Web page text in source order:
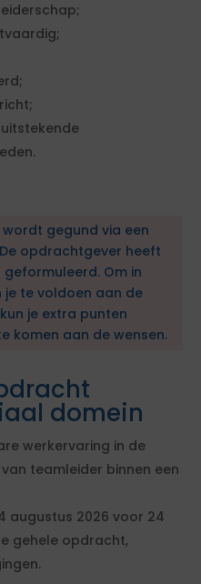
gegund via een
opdrachtgever heeft
geformuleerd. Om in
je te voldoen aan de
je extra punten
komen aan de wensen.
domein
werkervaring in de
teamleider binnen een
augustus 2026 voor 24
gehele opdracht,